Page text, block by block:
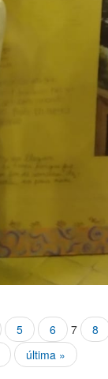
5 6 7
8
última »